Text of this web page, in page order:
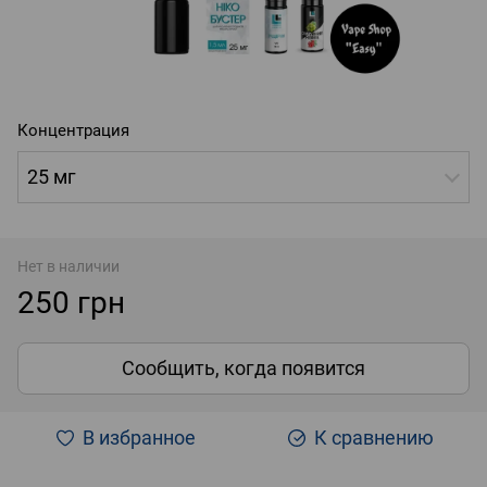
Концентрация
25 мг
Нет в наличии
250 грн
Сообщить, когда появится
В избранное К сравнению